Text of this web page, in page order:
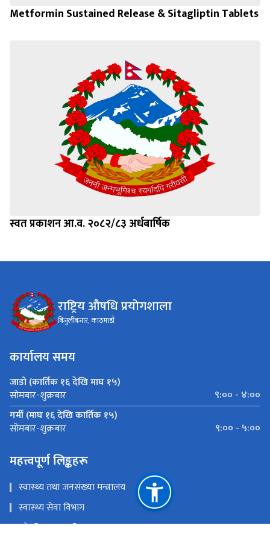
Metformin Sustained Release & Sitagliptin Tablets
स्वत प्रकाशन आ.व. २०८२/८३ अर्धबार्षिक
राष्ट्रिय औषधि प्रयोगशाला
बिजुलीबजार, काठमाडौं
कार्यालय समय
जाडो (कार्तिक १६ देखि माघ १५)
सोमबार-शुक्रबार
९:०० - ४:००
गर्मी (माघ १६ देखि कार्तिक १५)
सोमबार-शुक्रबार ९:०० - ५:००
महत्त्वपूर्ण लिङ्कहरू
स्वास्थ्य तथा जनसंख्या मन्त्रालय
स्वास्थ्य सेवा विभाग
औषधि व्यवस्था विभाग